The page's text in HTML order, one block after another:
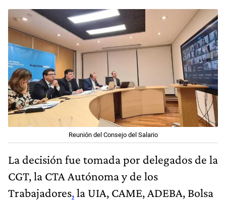
Reunión del Consejo del Salario
La decisión fue tomada por delegados de la
CGT, la CTA Autónoma y de los
Trabajadores,la UIA, CAME, ADEBA, Bolsa